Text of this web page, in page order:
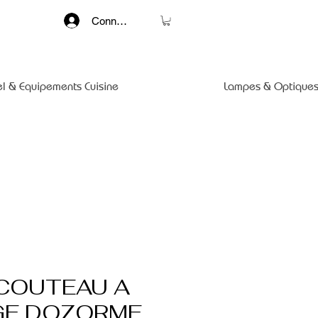
Connexion
& Equipements Cuisine Lampes &
A